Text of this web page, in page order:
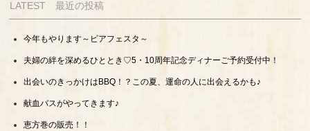
LATEST 最近の投稿
今年もやります～ビアフェスタ～
夫婦の絆を深めるひととき♡5・10周年記念ディナーご予約受付中！
出会いのきっかけはBBQ！？この夏、運命の人に出会えるかも♪
献血バスがやってきます♪
恵方巻の販売！！